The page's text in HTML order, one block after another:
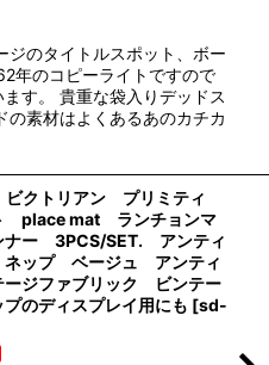
ジのタイトルスポット、ボー
年のコピーライトですので
す。 貴重な袋入りデッドス
の素材はよくあるあのカチカ
クトリアン プリミティ
place mat ランチョンマ
ナー 3PCS/SET. アンティ
ップ ベージュ アンティ
ジファブリック ビンテー
のディスプレイ用にも [sd-